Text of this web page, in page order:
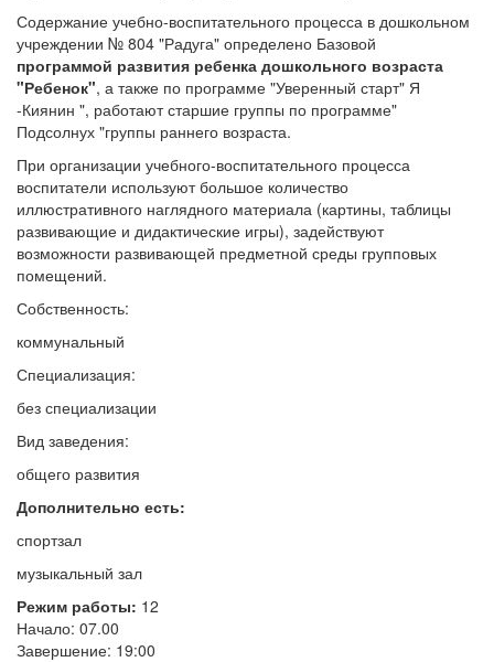
Содержание учебно-воспитательного процесса в дошкольном
учреждении № 804 "Радуга" определено Базовой
программой развития ребенка дошкольного возраста
"Ребенок", а также по программе "Уверенный старт" Я
-Киянин ", работают старшие группы по программе"
Подсолнух "группы раннего возраста.
При организации учебного-воспитательного процесса
воспитатели используют большое количество
иллюстративного наглядного материала (картины, таблицы
развивающие и дидактические игры), задействуют
возможности развивающей предметной среды групповых
помещений.
Собственность:
коммунальный
Специализация:
без специализации
Вид заведения:
общего развития
Дополнительно есть:
спортзал
музыкальный зал
Режим работы: 12
Начало: 07.00
Завершение: 19:00